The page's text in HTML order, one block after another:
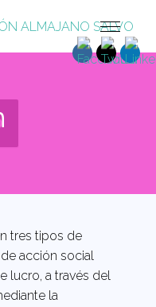
tres tipos de
acción social
lucro, a través del
la